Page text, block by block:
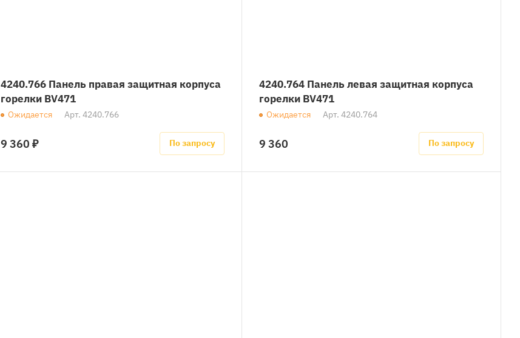
4240.766 Панель правая защитная корпуса
горелки BV471
Ожидается Арт. 4240.766
9 360 ₽ По запросу
4240.764 Панель левая защитная корпуса
горелки BV471
Ожидается Арт.4240.764
9 360 По запросу